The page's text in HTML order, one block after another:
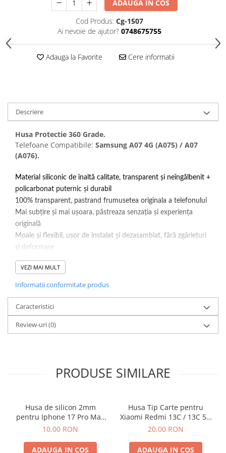
Folii Protectie Ceramic Film
Huawei / Honor
Samsung
Huse Slim 2MM
Samsung
Huawei / Honor
Huse tip Carte
Huawei / Honor
Iphone
Motorola
Oppo / Realme
Xiaomi
ADAUGA IN COS
Cod Produs: Cg-1507
Ai nevoie de ajutor? 0748675755
Adauga la Favorite Cere informatii
Descriere
Husa Protectie 360 Grade.
Telefoane Compatibile: Samsung A07 4G (A075) / A07
(A076).
Material siliconic de înaltă calitate, transparent și neîngălbenit +
policarbonat puternic și durabil
100% transparent, pastrand frumusetea originala a telefonului
Mai subțire și mai ușoara, păstreaza senzația și experiența
originală
Moale și flexibil, ușor de instalat și dezasamblat, fără zgârieturi
și deformare
Marginile înălțate protejează camera și ecranul de socuri
Rezistență puternică la impact
Culoare : Transparent.
VEZI MAI MULT
Informatii conformitate produs
Caracteristici
Review-uri(0)
PRODUSE SIMILARE
Husa de silicon 2mm
pentru Iphone 17 Pro Max
cu protectie camera
10,00 RON
ADAUGA IN COS
Husa Tip Carte pentru
Xiaomi Redmi 13C / 13C 5G
/ Poco C65 Negru
20,00 RON
ADAUGA IN COS